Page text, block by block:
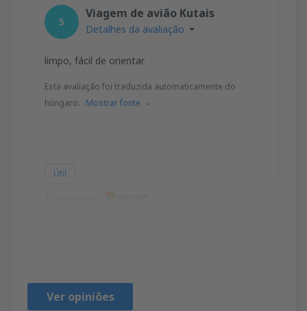
5
Viagem de avião Kutais
Detalhes da avaliação
limpo, fácil de orientar
Esta avaliação foi traduzida automaticamente do
húngaro. Mostrar fonte
Útil
Ver opiniões